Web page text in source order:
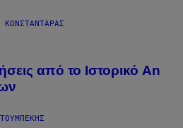
ΚΩΝΣΤΑΝΤΆΡΑΣ
από το Ιστορικό An